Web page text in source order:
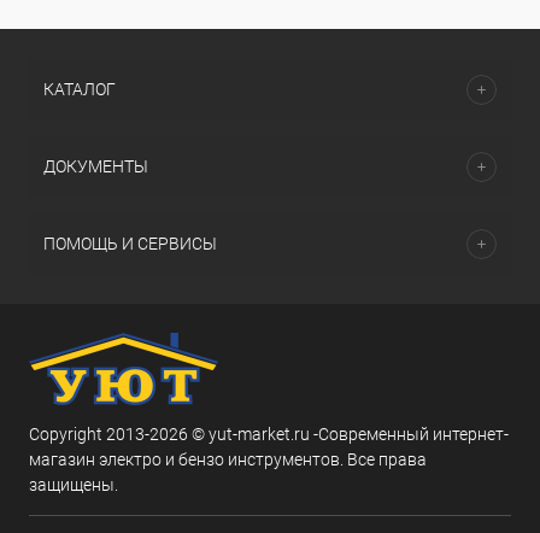
КАТАЛОГ
ДОКУМЕНТЫ
ПОМОЩЬ И СЕРВИСЫ
Copyright 2013-2026 © yut-market.ru -Современный интернет-
магазин электро и бензо инструментов. Все права
защищены.